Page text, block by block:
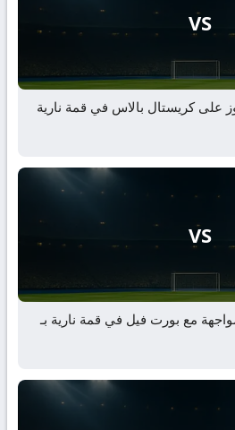
VS
على كريستال بالاس في قمة نارية
VS
مع بورت فيل في قمة نارية بـ